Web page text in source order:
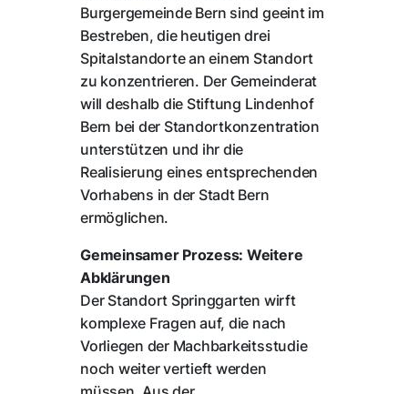
Burgergemeinde Bern sind geeint im
Bestreben, die heutigen drei
Spitalstandorte an einem Standort
zu konzentrieren. Der Gemeinderat
will deshalb die Stiftung Lindenhof
Bern bei der Standortkonzentration
unterstützen und ihr die
Realisierung eines entsprechenden
Vorhabens in der Stadt Bern
ermöglichen.
Gemeinsamer Prozess: Weitere
Abklärungen
Der Standort Springgarten wirft
komplexe Fragen auf, die nach
Vorliegen der Machbarkeitsstudie
noch weiter vertieft werden